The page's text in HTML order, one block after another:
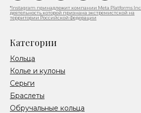
Категории
Обручальные кольца
Браслеты
Серьги
Колье и кулоны
Кольца
*Instagram принадлежит компании Meta Platforms Inc.,
деятельность которой признана экстремистской на
территории Российской Федерации